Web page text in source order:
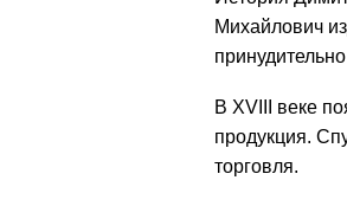
Михайлович
В XVIII веке
продукция.
торговля.